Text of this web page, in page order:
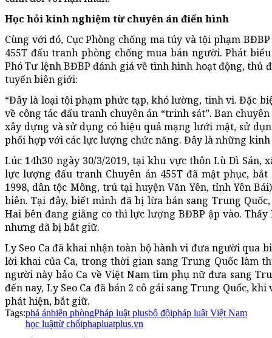
Học hỏi kinh nghiệm từ chuyên án điển hình
Cùng với đó, Cục Phòng chống ma túy và tội phạm
455T đấu tranh phòng chống mua bán người. Phát
Phó Tư lệnh BĐBP đánh giá về tình hình hoạt động, thủ
tuyến biên giới:
“Đây là loại tội phạm phức tạp, khó lường, tinh vi. Đặc
về công tác đấu tranh chuyên án “trinh sát”. Ban
xây dựng và sử dụng có hiệu quả mạng lưới mật, sử
phối hợp với các lực lượng chức năng. Đây là những
Lúc 14h30 ngày 30/3/2019, tại khu vực thôn Lù Dì Sán,
lực lượng đấu tranh Chuyên án 455T đã mật phục,
1998, dân tộc Mông, trú tại huyện Văn Yên, tỉnh Yên
biên. Tại đây, biết mình đã bị lừa bán sang Trung
Hai bên đang giằng co thì lực lượng BĐBP ập vào. Thấy
nhưng đã bị bắt giữ.
Ly Seo Ca đã khai nhận toàn bộ hành vi đưa người qua
lời khai của Ca, trong thời gian sang Trung Quốc làm
người này bảo Ca về Việt Nam tìm phụ nữ đưa sang
đến nay, Ly Seo Ca đã bán 2 cô gái sang Trung Quốc,
phát hiện, bắt giữ.
Tags:phá ánbiên phòngPháp luật plusbộ độipháp luật Việt Nam
học luậttừ chốiphapluatplus.vn